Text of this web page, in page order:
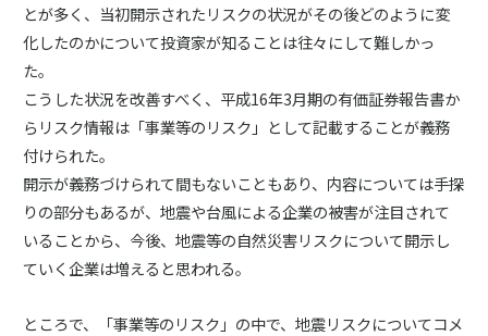
とが多く、当初開示されたリスクの状況がその後どのように変
化したのかについて投資家が知ることは往々にして難しかっ
た。
こうした状況を改善すべく、平成16年3月期の有価証券報告書か
らリスク情報は「事業等のリスク」として記載することが義務
付けられた。
開示が義務づけられて間もないこともあり、内容については手探
りの部分もあるが、地震や台風による企業の被害が注目されて
いることから、今後、地震等の自然災害リスクについて開示し
ていく企業は増えると思われる。
ところで、「事業等のリスク」の中で、地震リスクについてコメ